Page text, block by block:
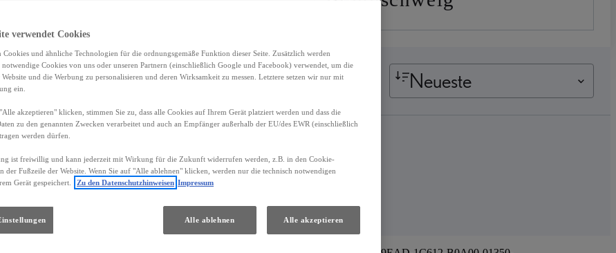
0Ergebnisse Neueste
Keine Ergebnisse
Versuchen Sie, einige der Filter zu entfernen
verwendet Cookies
Cookies und ähnliche Technologien für die ordnungsgemäße Funktion dieser Seite. Zusätzlich werden
Cookies von uns oder unseren Partnern (einschließlich Google und Facebook) verwendet, um die
und die Werbung zu personalisieren und deren Wirksamkeit zu messen. Letztere setzen wir nur mit
ein.
akzeptieren" klicken, stimmen Sie zu, dass alle Cookies auf Ihrem Gerät platziert werden und dass die
zu den genannten Zwecken verarbeitet und auch an Empfänger außerhalb der EU/des EWR (einschließlich
werden dürfen.
ist freiwillig und kann jederzeit mit Wirkung für die Zukunft widerrufen werden, z.B. in den Cookie-
der Fußzeile der Website. Wenn Sie auf "Alle ablehnen" klicken, werden nur die technisch notwendigen
Gerät gespeichert.
Zu den Datenschutzhinweisen Impressum
Alle ablehnen Alle akzeptieren